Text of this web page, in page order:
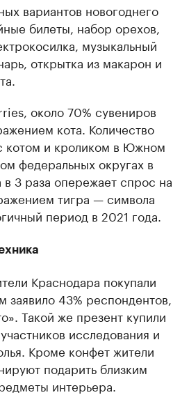
вариантов новогоднего
билеты, набор орехов,
музыкальный
открытка из макарон и
около 70% сувениров
кота. Количество
котом и кроликом в Южном
федеральных округах в
3 раза опережает спрос на
тигра — символа
период в 2021 года.
Краснодара покупали
43% респондентов,
Такой же презент купили
исследования и
Кроме конфет жители
подарить близким
интерьера.